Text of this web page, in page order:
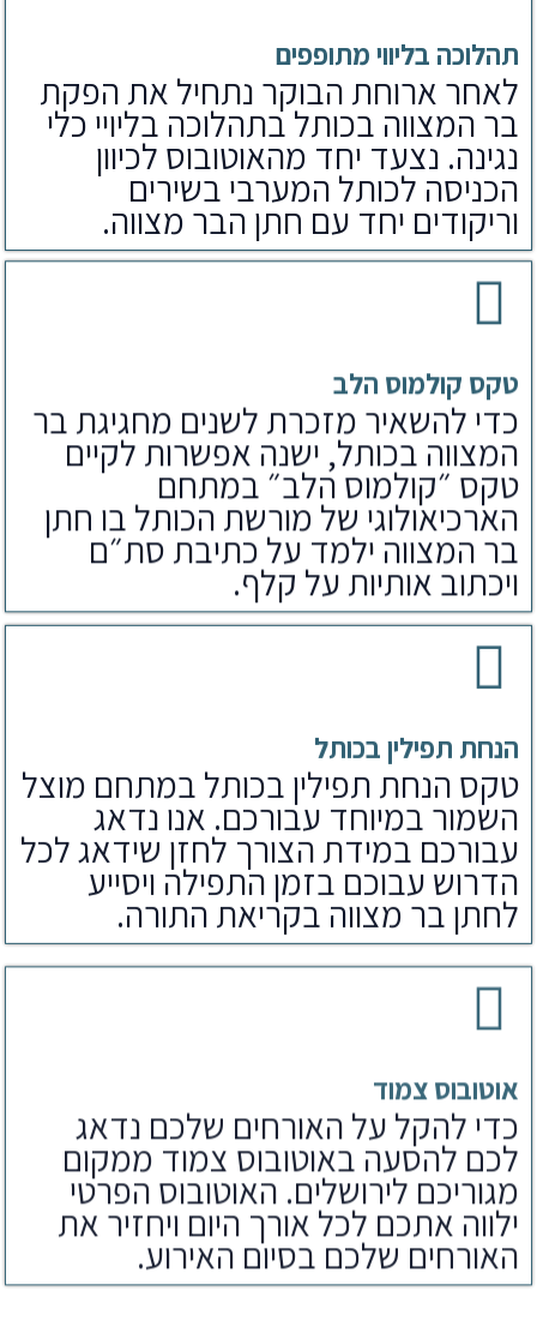
תהלוכה בליווי מתופפים
לאחר ארוחת הבוקר נתחיל את הפקת
בר המצווה בכותל בתהלוכה בליויי כלי
נגינה. נצעד יחד מהאוטובוס לכיוון
הכניסה לכותל המערבי בשירים
וריקודים יחד עם חתן הבר מצווה.
טקס קולמוס הלב
כדי להשאיר מזכרת לשנים מחגיגת בר
המצווה בכותל, ישנה אפשרות לקיים
טקס ״קולמוס הלב״ במתחם
הארכיאולוגי של מורשת הכותל בו חתן
בר המצווה ילמד על כתיבת סת״ם
ויכתוב אותיות על קלף.
הנחת תפילין בכותל
טקס הנחת תפילין בכותל במתחם מוצל
השמור במיוחד עבורכם. אנו נדאג
עבורכם במידת הצורך לחזן שידאג לכל
הדרוש עבוכם בזמן התפילה ויסייע
לחתן בר מצווה בקריאת התורה.
אוטובוס צמוד
כדי להקל על האורחים שלכם נדאג
לכם להסעה באוטובוס צמוד ממקום
מגוריכם לירושלים. האוטובוס הפרטי
ילווה אתכם לכל אורך היום ויחזיר את
האורחים שלכם בסיום האירוע.